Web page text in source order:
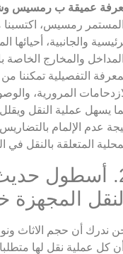
عميقة ب رمسيس
رمسيس، اكتسبنا
والجانبية،
والمخارج الخاصة
التفصيلية تمكننا
المرورية،
يسهل عملية النقل
عدم الإلمام بالتضاريس
المتعلقة بالنقل في
2. أسطول
المجهزة
ندرك أن حجم الاثاث
كل عملية نقل لها